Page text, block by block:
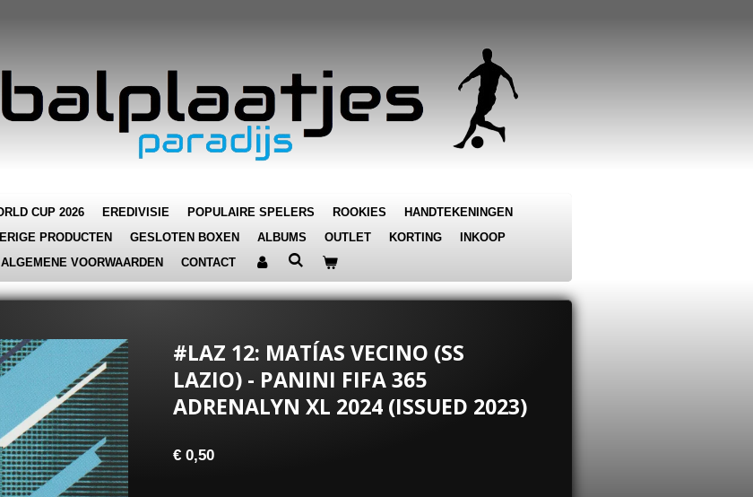
CUP 2026 EREDIVISIE POPULAIRE SPELERS ROOKIES
HANDTEKENINGEN
PRODUCTEN GESLOTEN BOXEN ALBUMS OUTLET KORTING
INKOOP
ALGEMENE VOORWAARDEN CONTACT
#LAZ 12: MATÍAS VECINO (SS
LAZIO) - PANINI FIFA 365
ADRENALYN XL 2024 (ISSUED 2023)
€ 0,50